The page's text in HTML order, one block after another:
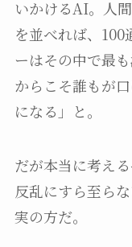
いかけるAI。人
を並べれば、100
ーはその中で最
からこそ誰もが
になる」と。
だが本当に考え
反乱にすら至ら
実の方だ。